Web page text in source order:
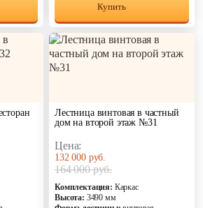
пн-пт: 9:00-19:00 , сб-вс: 9:00-18:00
Купить
Лестница винтовая в частный
дом на второй этаж №31
Цена:
132 000 руб.
164 000 руб.
Комплектация: Каркас
Высота: 3490 мм